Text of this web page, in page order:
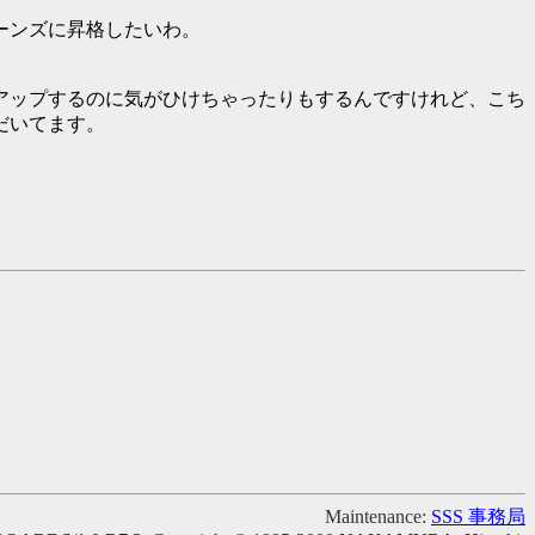
ズに昇格したいわ。
プするのに気がひけちゃったりもするんですけれど、こち
てます。
Maintenance: SSS 事務局